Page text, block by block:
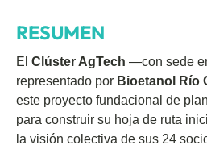
RESUMEN
El Clúster AgTech —con sede
representado por Bioetanol Río
este proyecto fundacional de
para construir su hoja de ruta
la visión colectiva de sus 24